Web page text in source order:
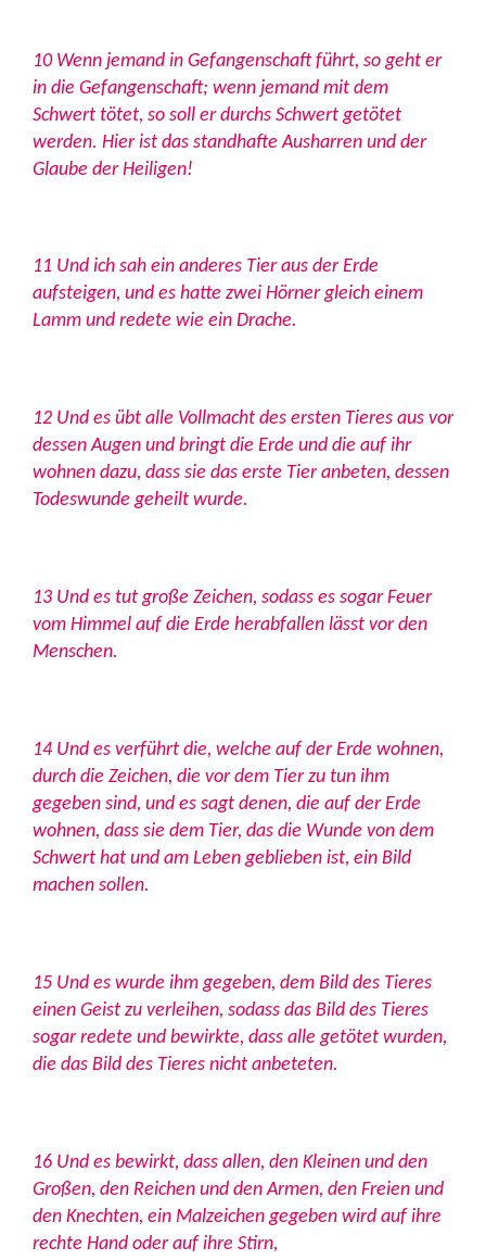
10 Wenn jemand in Gefangenschaft führt, so geht er
in die Gefangenschaft; wenn jemand mit dem
Schwert tötet, so soll er durchs Schwert getötet
werden. Hier ist das standhafte Ausharren und der
Glaube der Heiligen!
11 Und ich sah ein anderes Tier aus der Erde
aufsteigen, und es hatte zwei Hörner gleich einem
Lamm und redete wie ein Drache.
12 Und es übt alle Vollmacht des ersten Tieres aus vor
dessen Augen und bringt die Erde und die auf ihr
wohnen dazu, dass sie das erste Tier anbeten, dessen
Todeswunde geheilt wurde.
13 Und es tut große Zeichen, sodass es sogar Feuer
vom Himmel auf die Erde herabfallen lässt vor den
Menschen.
14 Und es verführt die, welche auf der Erde wohnen,
durch die Zeichen, die vor dem Tier zu tun ihm
gegeben sind, und es sagt denen, die auf der Erde
wohnen, dass sie dem Tier, das die Wunde von dem
Schwert hat und am Leben geblieben ist, ein Bild
machen sollen.
15 Und es wurde ihm gegeben, dem Bild des Tieres
einen Geist zu verleihen, sodass das Bild des Tieres
sogar redete und bewirkte, dass alle getötet wurden,
die das Bild des Tieres nicht anbeteten.
16 Und es bewirkt, dass allen, den Kleinen und den
Großen, den Reichen und den Armen, den Freien und
den Knechten, ein Malzeichen gegeben wird auf ihre
rechte Hand oder auf ihre Stirn,